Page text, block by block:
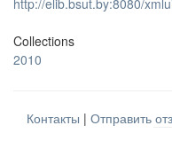
http://elib.bsut.by:8080/
Collections
2010
Контакты | Отправить